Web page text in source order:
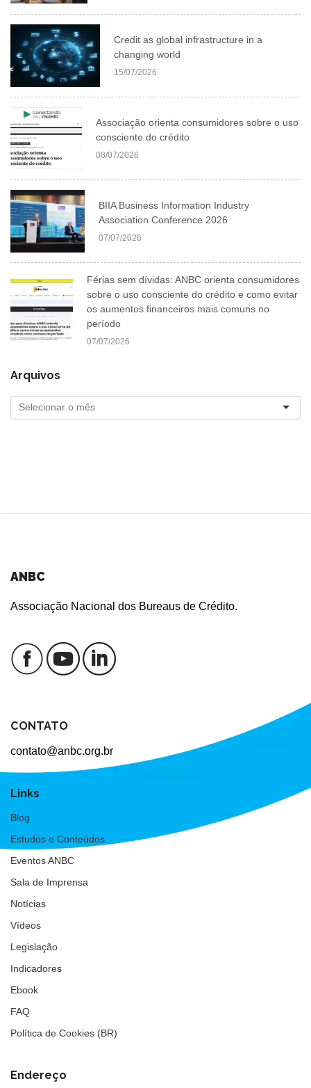
Credit as global infrastructure in a
changing world
15/07/2026
Associação orienta consumidores sobre o uso
consciente do crédito
08/07/2026
BIIA Business Information Industry
Association Conference 2026
07/07/2026
Férias sem dívidas: ANBC orienta consumidores
sobre o uso consciente do crédito e como evitar
os aumentos financeiros mais comuns no
período
07/07/2026
Arquivos
ANBC
Associação Nacional dos Bureaus de Crédito.
CONTATO
contato@anbc.org.br
Links
Blog
Estudos e Conteúdos
Eventos ANBC
Sala de Imprensa
Notícias
Vídeos
Legislação
Indicadores
Ebook
FAQ
Política de Cookies (BR)
Endereço